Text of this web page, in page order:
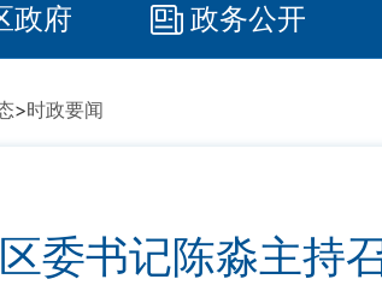
政府 政务公开
>时政要闻
区委书记陈淼主持